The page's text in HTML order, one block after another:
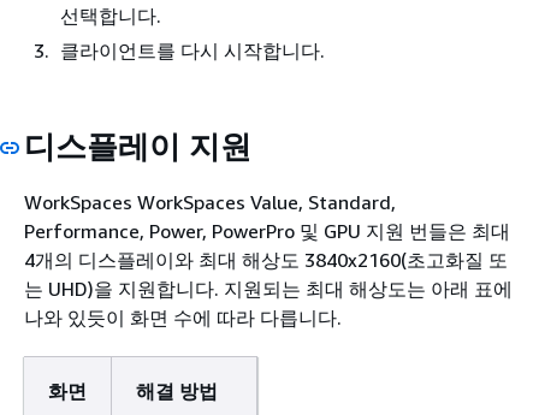
선택합니다.
클라이언트를 다시 시작합니다.
디스플레이 지원
WorkSpaces WorkSpaces Value, Standard,
Performance, Power, PowerPro 및 GPU 지원 번들은 최대
4개의 디스플레이와 최대 해상도 3840x2160(초고화질 또
는 UHD)을 지원합니다. 지원되는 최대 해상도는 아래 표에
나와 있듯이 화면 수에 따라 다릅니다.
화면 해결 방법